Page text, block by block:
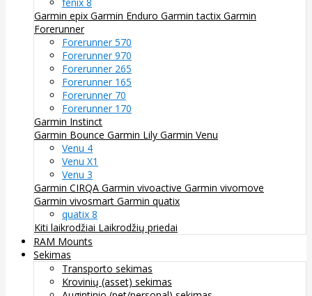
Garmin epix Garmin Enduro Garmin tactix Garmin
Forerunner
Forerunner 570
Forerunner 970
Forerunner 265
Forerunner 165
Forerunner 70
Forerunner 170
Garmin Instinct
Garmin Bounce Garmin Lily Garmin Venu
Venu 4
Venu X1
Venu 3
Garmin CIRQA Garmin vivoactive Garmin vivomove
Garmin vivosmart Garmin quatix
quatix 8
Kiti laikrodžiai Laikrodžių priedai
RAM Mounts
Sekimas
Transporto sekimas
Krovinių (asset) sekimas